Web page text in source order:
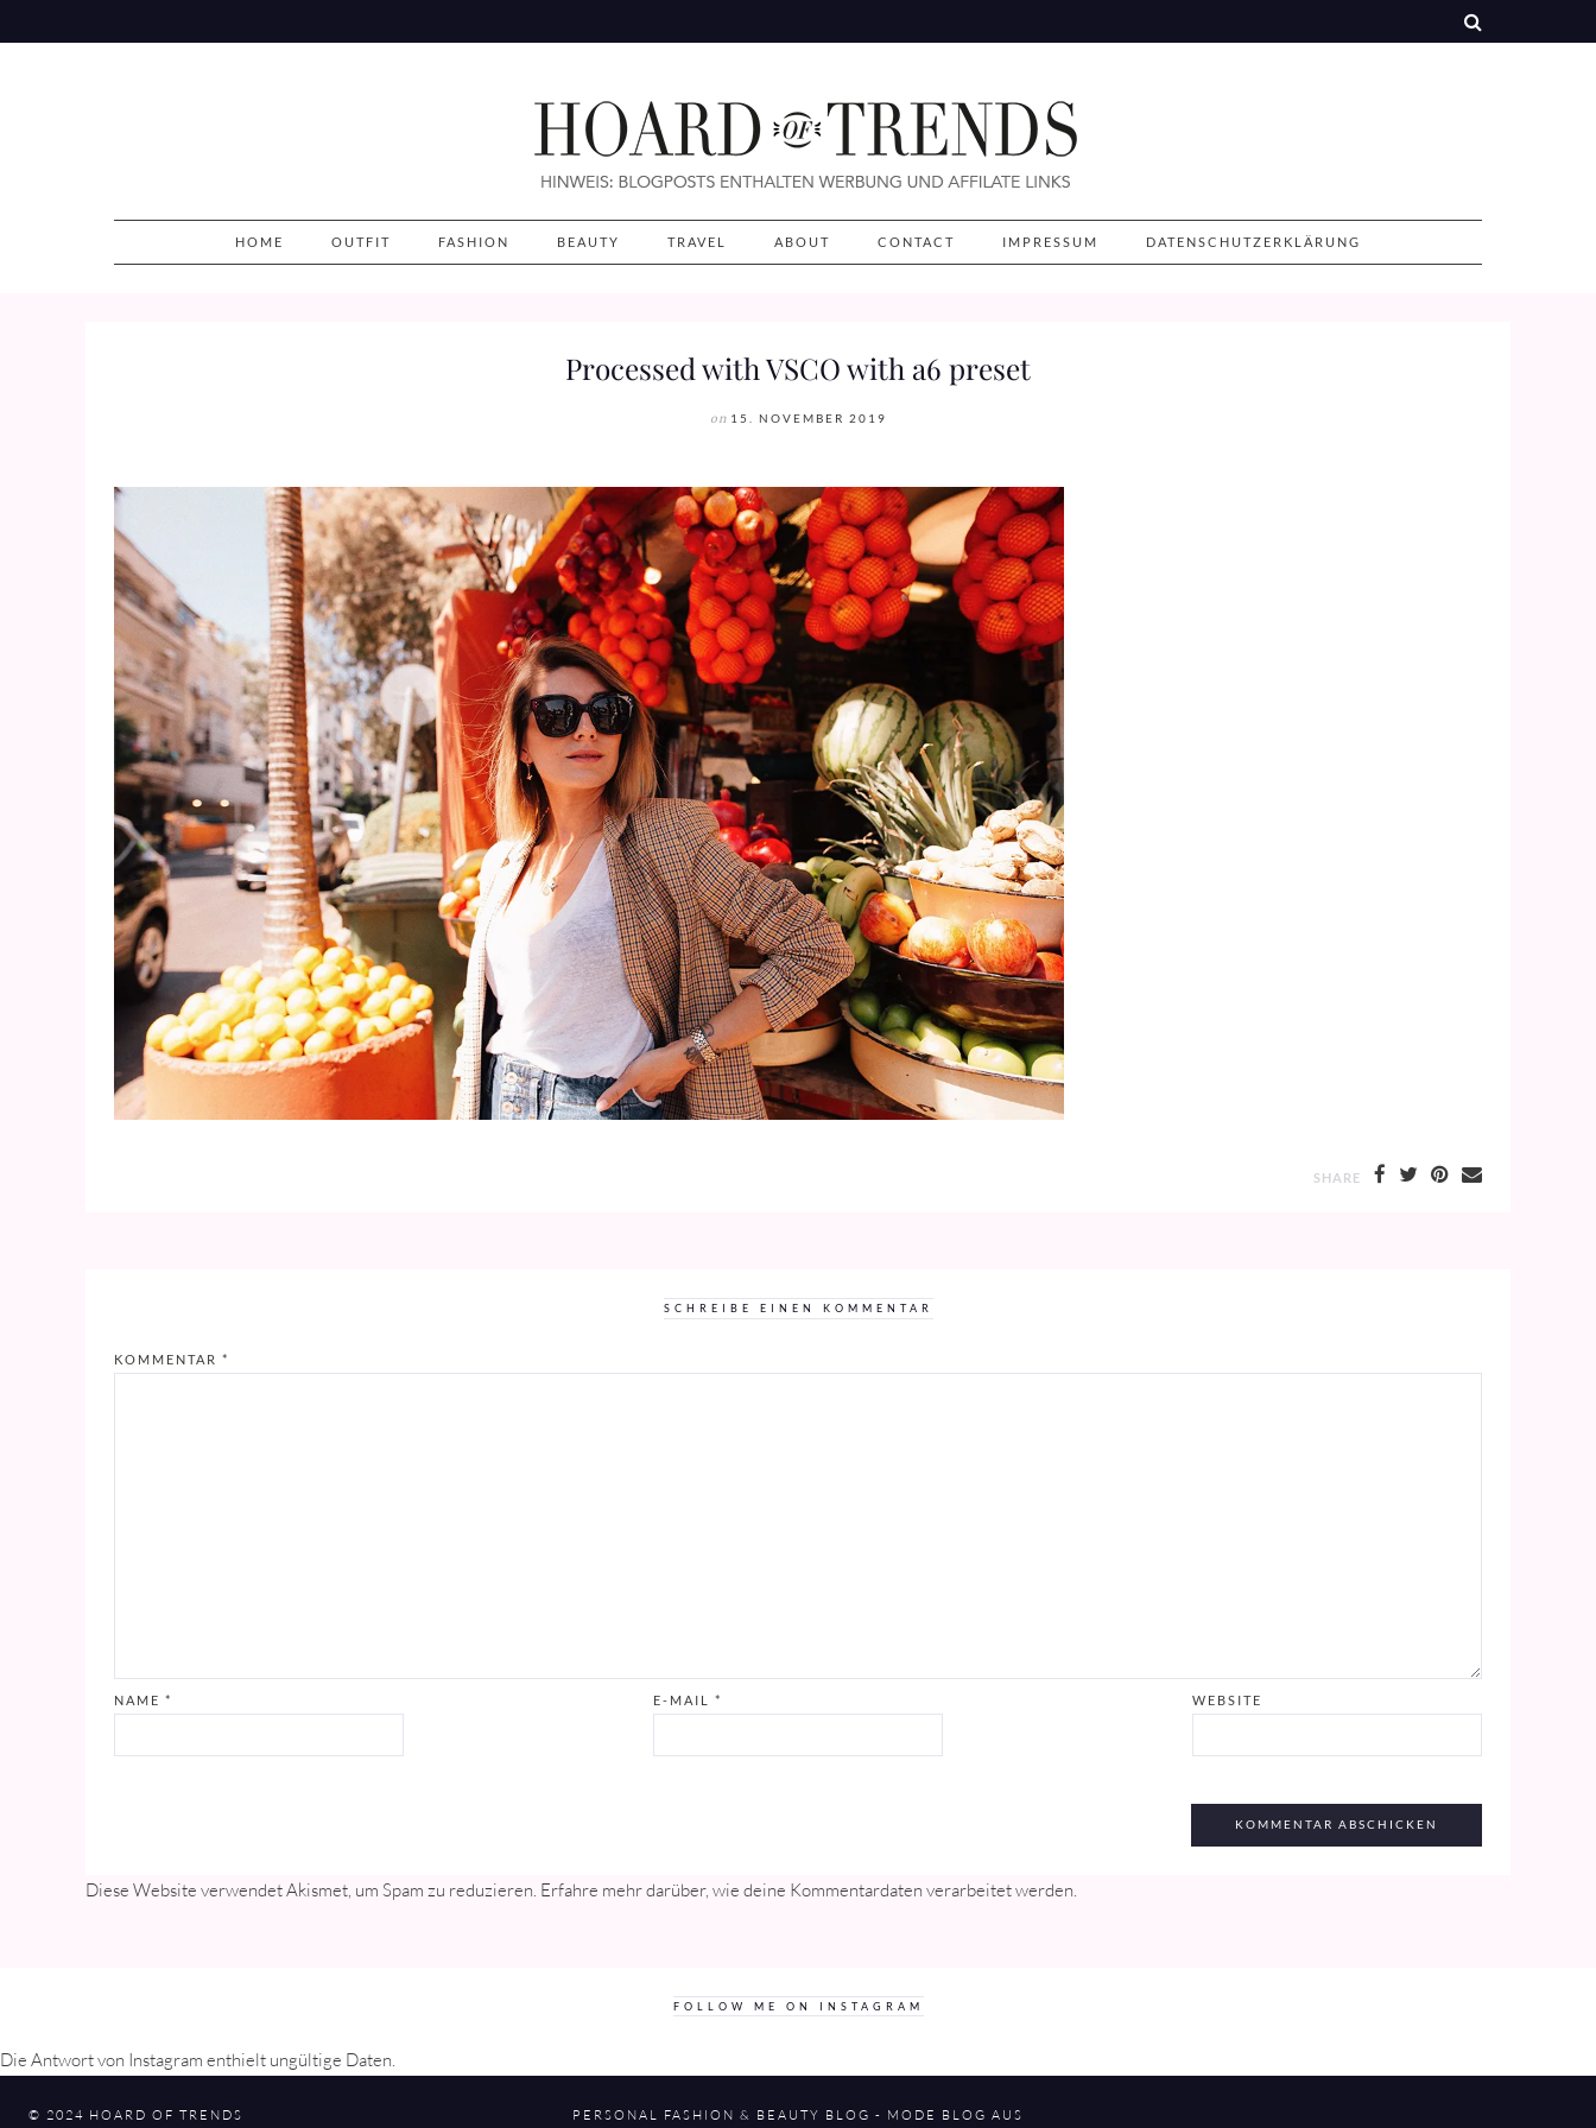
to
HOME OUTFIT FASHION BEAUTY TRAVEL ABOUT CONTACT IMPRESSUM DATENSCHUTZERKLÄRUNG
Processed with VSCO with a6 preset
on 15. NOVEMBER 2019
SHARE
SCHREIBE EINEN KOMMENTAR
KOMMENTAR *
NAME * E-MAIL * WEBSITE
Diese Website verwendet Akismet, um Spam zu reduzieren. Erfahre mehr darüber, wie deine Kommentardaten verarbeitet werden.
FOLLOW ME ON INSTAGRAM
Die Antwort von Instagram enthielt ungültige Daten.
© 2024 HOARD OF TRENDS PERSONAL FASHION & BEAUTY BLOG - MODE BLOG AUS